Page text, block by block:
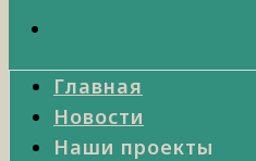
Главная
Новости
Наши проекты